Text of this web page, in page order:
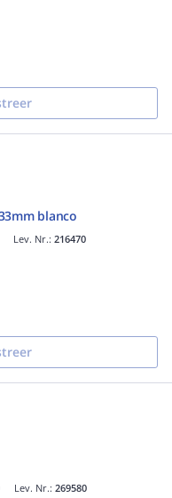
blanco
Lev. Nr.: 216470
Lev. Nr.: 269580